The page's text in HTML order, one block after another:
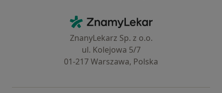
ZnamyLekar - Hlavní stránka
ZnanyLekarz Sp. z o.o.
ul. Kolejowa 5/7
01-217 Warszawa, Polska